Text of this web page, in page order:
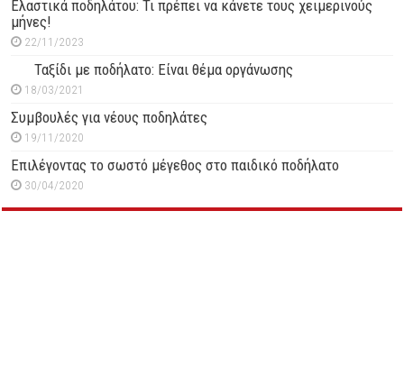
Ελαστικά ποδηλάτου: Τι πρέπει να κάνετε τους χειμερινούς
μήνες!
22/11/2023
Ταξίδι με ποδήλατο: Είναι θέμα οργάνωσης
18/03/2021
Συμβουλές για νέους ποδηλάτες
19/11/2020
Επιλέγοντας το σωστό μέγεθος στο παιδικό ποδήλατο
30/04/2020